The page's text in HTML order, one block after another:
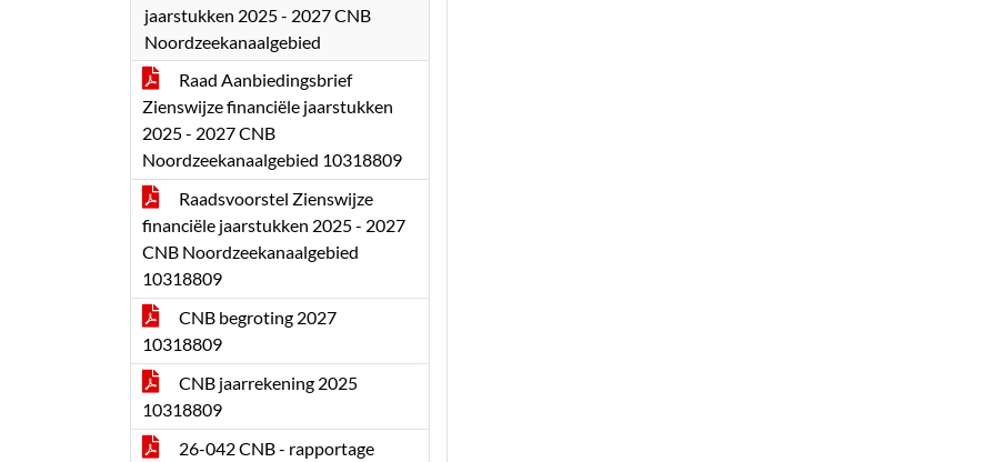
jaarstukken 2025 - 2027 CNB
Noordzeekanaalgebied
Raad Aanbiedingsbrief
Zienswijze financiële jaarstukken
2025 - 2027 CNB
Noordzeekanaalgebied 10318809
Raadsvoorstel Zienswijze
financiële jaarstukken 2025 - 2027
CNB Noordzeekanaalgebied
10318809
CNB begroting 2027
10318809
CNB jaarrekening 2025
10318809
26-042 CNB - rapportage